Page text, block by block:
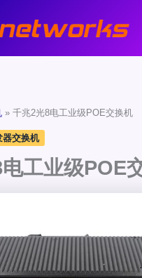
千兆2光8电工业级POE交换机
器交换机
工业级POE